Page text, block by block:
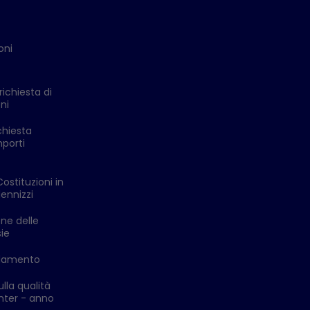
di
in
delle
qualità
- anno